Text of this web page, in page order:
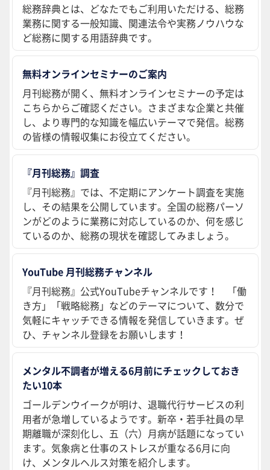
総務辞典とは、どなたでもご利用いただける、総務
業務に関する一般知識、関連法令や実務ノウハウな
ど総務に関する用語辞典です。
無料オンラインセミナーのご案内
月刊総務が開く、無料オンラインセミナーの予定は
こちらからご確認ください。さまざまな企業と共催
し、より専門的な知識を幅広いテーマで発信。総務
の皆様の情報収集にお役立てください。
『月刊総務』調査
『月刊総務』では、不定期にアンケート調査を実施
し、その結果を公開しています。全国の総務パーソ
ンがどのように業務に対応しているのか、何を感じ
ているのか、総務の現状を確認してみましょう。
YouTube 月刊総務チャンネル
『月刊総務』公式YouTubeチャンネルです！ 「働
き方」「戦略総務」などのテーマについて、数分で
気軽にキャッチできる情報を発信していきます。ぜ
ひ、チャンネル登録をお願いします！
メンタル不調者が増える6月前にチェックしておき
たい10本
ゴールデンウイークが明け、退職代行サービスの利
用者が急増しているようです。新卒・若手社員の早
期離職が深刻化し、五（六）月病が話題になってい
ます。気象病と仕事のストレスが重なる6月に向
け、メンタルヘルス対策を紹介します。